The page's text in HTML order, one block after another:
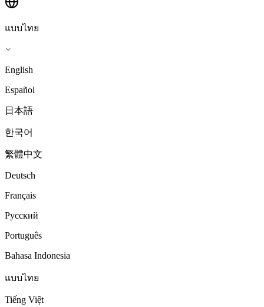
แบบไทย
English
Español
日本語
한국어
繁體中文
Deutsch
Français
Русский
Português
Bahasa Indonesia
แบบไทย
Tiếng Việt